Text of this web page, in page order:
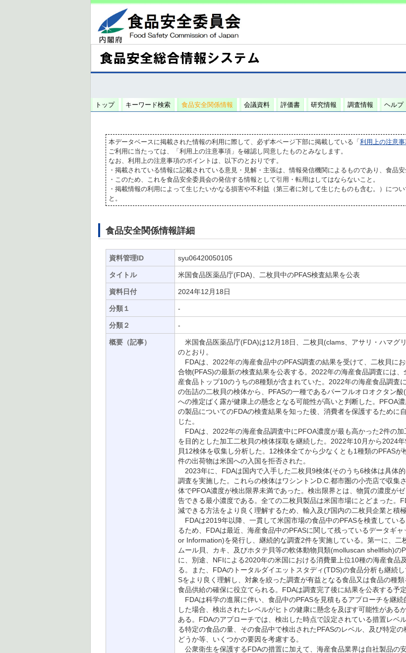
トップ キーワード検索 食品安全関係情報 会議資料 評価書 研究情報 調査情報 ヘルプ
本データベースに掲載された情報の利用に際して、必ず本ページ下部に掲載している「 利用上の注意
ご利用に当たっては、「利用上の注意事項」を確認し同意したものとみなします。
なお、利用上の注意事項のポイントは、以下のとおりです。
・掲載されている情報に記載されている意見・見解・主張は、情報発信機関によるものであり、食品
・このため、これを食品安全委員会の発信する情報として引用・転用はしてはならないこと。
・掲載情報の利用によって生じたいかなる損害や不利益（第三者に対して生じたものも含む。）につ
と。
食品安全関係情報詳細
資料管理ID syu06420050105
タイトル 米国食品医薬品庁(FDA)、二枚貝中のPFAS検査結果を公表
資料日付 2024年12月18日
分類１ -
分類２ -
概要（記事）
米国食品医薬品庁(FDA)は12月18日、二枚貝(clams、アサリ・ハマグ
のとおり。
FDAは、2022年の海産食品中のPFAS調査の結果を受けて、二枚貝に
合物(PFAS)の最新の検査結果を公表する。2022年の海産食品調査には
産食品トップ10のうちの8種類が含まれていた。2022年の海産食品調査
の缶詰の二枚貝の検体から、PFASの一種であるパーフルオロオクタン
への推定ばく露が健康上の懸念となる可能性が高いと判断した。PFOA
の製品についてのFDAの検査結果を知った後、消費者を保護するために
じた。
FDAは、2022年の海産食品調査中にPFOA濃度が最も高かった2件の
を目的とした加工二枚貝の検体採取を継続した。2022年10月から2024
貝12検体を収集し分析した。12検体全てから少なくとも1種類のPFAS
件の出荷物は米国への入国を拒否された。
2023年に、FDAは国内で入手した二枚貝9検体(そのうち6検体は具体
調査を実施した。これらの検体はワシントンD.C.都市圏の小売店で収集
体でPFOA濃度が検出限界未満であった。検出限界とは、物質の濃度が
告できる最小濃度である。全ての二枚貝製品は米国市場にとどまった。
減できる方法をより良く理解するため、輸入及び国内の二枚貝企業と積
FDAは2019年以降、一貫して米国市場の食品中のPFASを検査してい
るため、FDAは最近、海産食品中のPFASに関して残っているデータギ
or Information)を発行し、継続的な調査2件を実施している。第一に、二
ムール貝、カキ、及びホタテ貝等の軟体動物貝類(molluscan shellfish)の
に、別途、NFIによる2020年の米国における消費量上位10種の海産食品
る。また、FDAのトータルダイエットスタディ(TDS)の食品分析も継続
Sをより良く理解し、対象を絞った調査が有益となる食品又は食品の種
食品供給の確保に役立てられる。FDAは調査完了後に結果を公表する予定
FDAは科学の進展に伴い、食品中のPFASを見積もるアプローチを継
した場合、検出されたレベルがヒトの健康に懸念を及ぼす可能性がある
ある。FDAのアプローチでは、検出した時点で設定されている措置レベ
る特定の食品の量、その食品中で検出されたPFASのレベル、及び特定
どうか等、いくつかの要因を考慮する。
公衆衛生を保護するFDAの措置に加えて、海産食品業界は自社製品の